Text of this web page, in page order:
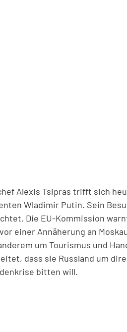
Alexis Tsipras trifft sich
Wladimir Putin. Sein
Die EU-Kommission
einer Annäherung an
um Tourismus und
dass sie Russland um
bitten will.